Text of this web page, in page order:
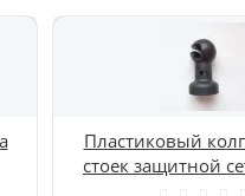
Пластиковый
стоек защитной